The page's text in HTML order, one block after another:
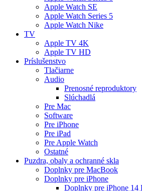
Apple Watch SE
Apple Watch Series 5
Apple Watch Nike
TV
Apple TV 4K
Apple TV HD
Príslušenstvo
Tlačiarne
Audio
Prenosné reproduktory
Slúchadlá
Pre Mac
Software
Pre iPhone
Pre iPad
Pre Apple Watch
Ostatné
Puzdra, obaly a ochranné skla
Doplnky pre MacBook
Doplnky pre iPhone
Doplnky pre iPhone 14